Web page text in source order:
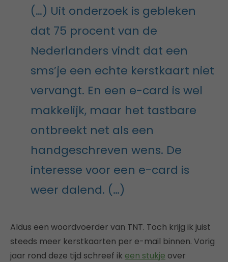
(…) Uit onderzoek is gebleken
dat 75 procent van de
Nederlanders vindt dat een
sms’je een echte kerstkaart niet
vervangt. En een e-card is wel
makkelijk, maar het tastbare
ontbreekt net als een
handgeschreven wens. De
interesse voor een e-card is
weer dalend. (…)
Aldus een woordvoerder van TNT. Toch krijg ik juist
steeds meer kerstkaarten per e-mail binnen. Vorig
jaar rond deze tijd schreef ik een stukje over